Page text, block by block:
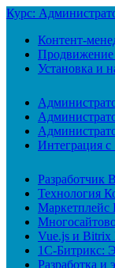
Курс:
Контент-
Продвижение
Установка и
Интеграция с
Разработчик
Технология
Маркетплейс
Vue.js и Bitrix
1С-Битрикс:
Разработка и